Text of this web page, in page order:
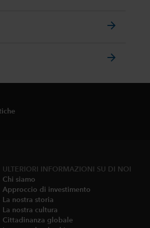
arrow_forward
arrow_forward
ULTERIORI INFORMAZIONI SU DI NOI
Chi siamo
Approccio di investimento
La nostra storia
La nostra cultura
Cittadinanza globale